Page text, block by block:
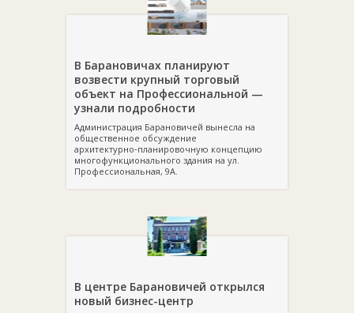
В Барановичах планируют
возвести крупный торговый
объект на Профессиональной —
узнали подробности
Администрация Барановичей вынесла на
общественное обсуждение
архитектурно‑планировочную концепцию
многофункционального здания на ул.
Профессиональная, 9А.
В центре Барановичей открылся
новый бизнес-центр